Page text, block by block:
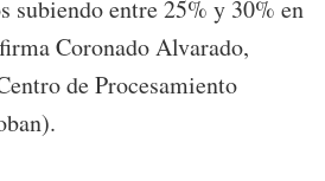
subiendo entre 25% y 30% en
Coronado Alvarado,
de Procesamiento